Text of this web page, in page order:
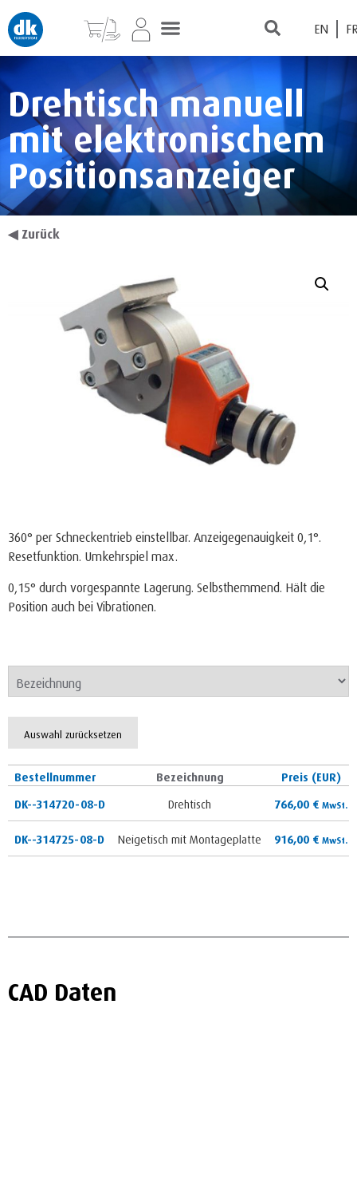
EN
Drehtisch manuell
mit elektronischem
Positionsanzeiger
◀ Zurück
360° per Schneckentrieb einstellbar. Anzeigegenauigkeit 0,1°.
Resetfunktion. Umkehrspiel max.
0,15° durch vorgespannte Lagerung. Selbsthemmend. Hält die
Position auch bei Vibrationen.
Auswahl zurücksetzen
Bestellnummer Bezeichnung
Preis (EUR)
DK--314720-08-D
Drehtisch 766,00 € MwSt.
DK--314725-08-D Neigetisch mit Montageplatte 916,00 € MwSt.
CAD Daten